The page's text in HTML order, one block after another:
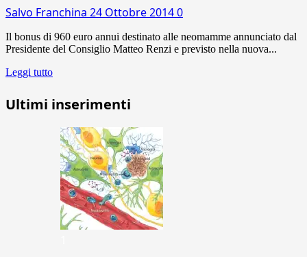
Salvo Franchina 24 Ottobre 20140
Il bonus di 960 euro annui destinato alle neomamme annunciato dal
Presidente del Consiglio Matteo Renzi e previsto nella nuova...
Leggi tutto
Ultimi inserimenti